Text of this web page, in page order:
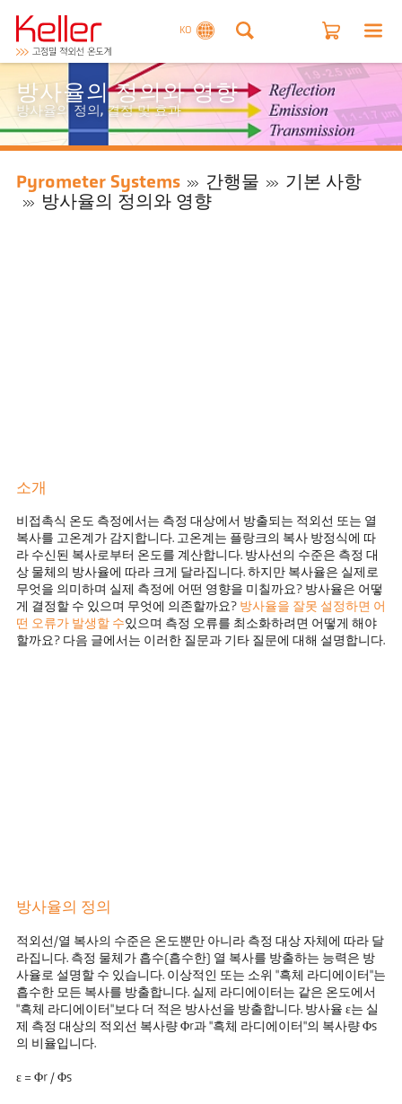
KO
방사율의 정의와 영향
방사율의 정의, 결정 및 효과
Pyrometer Systems 간행물
기본 사항
방사율의 정의와 영향
소개
비접촉식 온도 측정에서는 측정 대상에서 방출되는 적외선 또는 열
복사를 고온계가 감지합니다. 고온계는 플랑크의 복사 방정식에 따
라 수신된 복사로부터 온도를 계산합니다. 방사선의 수준은 측정 대
상 물체의 방사율에 따라 크게 달라집니다. 하지만 복사율은 실제로
무엇을 의미하며 실제 측정에 어떤 영향을 미칠까요? 방사율은 어떻
게 결정할 수 있으며 무엇에 의존할까요? 방사율을 잘못 설정하면 어
떤 오류가 발생할 수있으며 측정 오류를 최소화하려면 어떻게 해야
할까요? 다음 글에서는 이러한 질문과 기타 질문에 대해 설명합니다.
방사율의 정의
적외선/열 복사의 수준은 온도뿐만 아니라 측정 대상 자체에 따라 달
라집니다. 측정 물체가 흡수(흡수한) 열 복사를 방출하는 능력은 방
사율로 설명할 수 있습니다. 이상적인 또는 소위 "흑체 라디에이터"는
흡수한 모든 복사를 방출합니다. 실제 라디에이터는 같은 온도에서
"흑체 라디에이터"보다 더 적은 방사선을 방출합니다. 방사율 ε는 실
제 측정 대상의 적외선 복사량 Φr과 "흑체 라디에이터"의 복사량 Φs
의 비율입니다.
ε = Φr / Φs